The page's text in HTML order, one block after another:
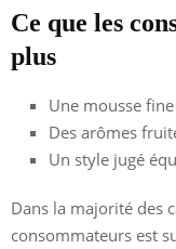
Ce que les
plus
Une mousse
Des arômes
Un style jugé
Dans la majorité des
consommateurs est